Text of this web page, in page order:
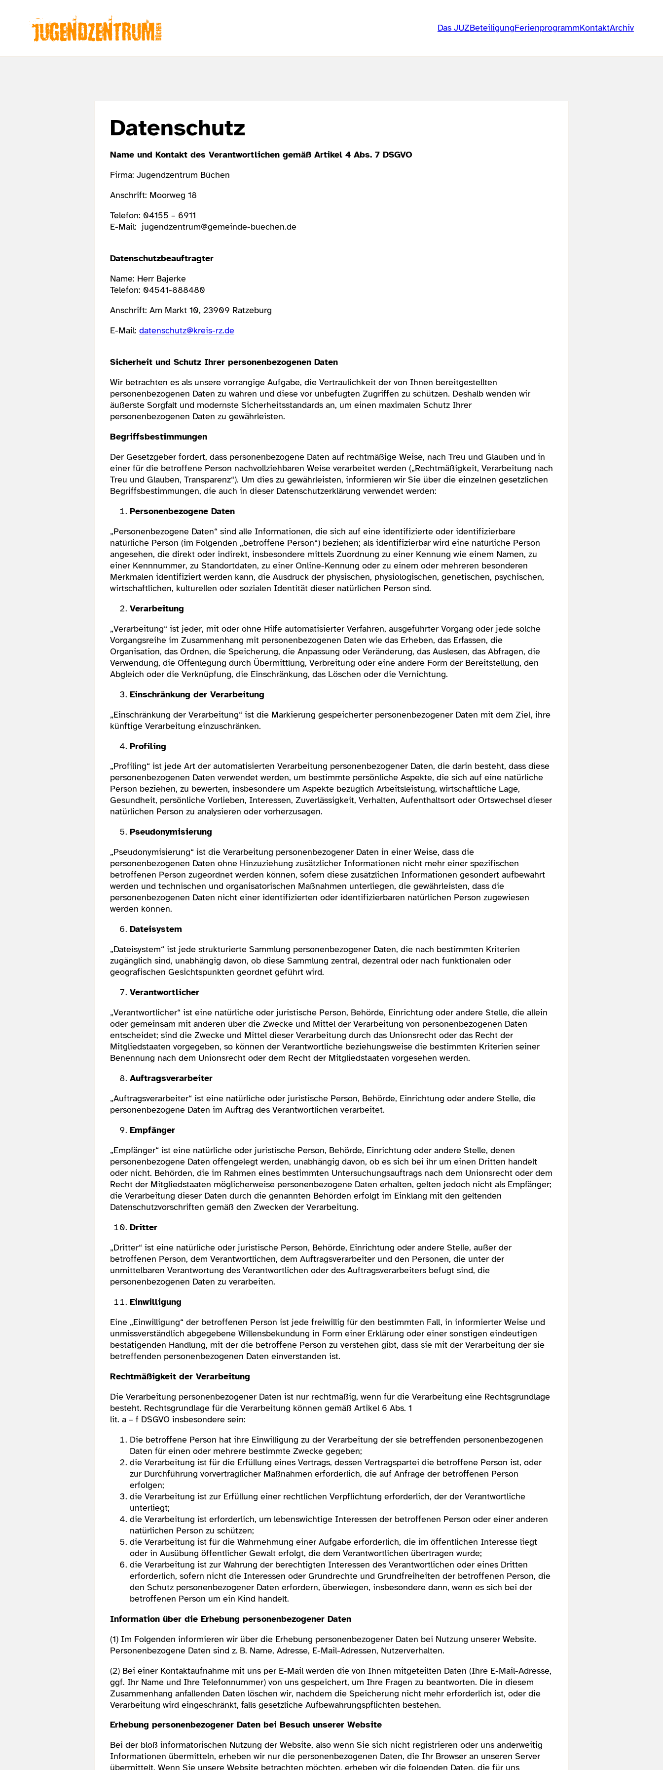
Das JUZBeteiligungFerienprogrammKontaktArchiv
Datenschutz
Name und Kontakt des Verantwortlichen gemäß Artikel 4 Abs. 7 DSGVO
Firma: Jugendzentrum Büchen
Anschrift: Moorweg 18
Telefon: 04155 – 6911
E-Mail: jugendzentrum@gemeinde-buechen.de
Datenschutzbeauftragter
Name: Herr Bajerke
Telefon: 04541-888480
Anschrift: Am Markt 10, 23909 Ratzeburg
E-Mail: datenschutz@kreis-rz.de
Sicherheit und Schutz Ihrer personenbezogenen Daten
Wir betrachten es als unsere vorrangige Aufgabe, die Vertraulichkeit der von Ihnen bereitgestellten
personenbezogenen Daten zu wahren und diese vor unbefugten Zugriffen zu schützen. Deshalb wenden wir
äußerste Sorgfalt und modernste Sicherheitsstandards an, um einen maximalen Schutz Ihrer
personenbezogenen Daten zu gewährleisten.
Begriffsbestimmungen
Der Gesetzgeber fordert, dass personenbezogene Daten auf rechtmäßige Weise, nach Treu und Glauben und in
einer für die betroffene Person nachvollziehbaren Weise verarbeitet werden („Rechtmäßigkeit, Verarbeitung nach
Treu und Glauben, Transparenz“). Um dies zu gewährleisten, informieren wir Sie über die einzelnen gesetzlichen
Begriffsbestimmungen, die auch in dieser Datenschutzerklärung verwendet werden:
Personenbezogene Daten
„Personenbezogene Daten“ sind alle Informationen, die sich auf eine identifizierte oder identifizierbare
natürliche Person (im Folgenden „betroffene Person“) beziehen; als identifizierbar wird eine natürliche Person
angesehen, die direkt oder indirekt, insbesondere mittels Zuordnung zu einer Kennung wie einem Namen, zu
einer Kennnummer, zu Standortdaten, zu einer Online-Kennung oder zu einem oder mehreren besonderen
Merkmalen identifiziert werden kann, die Ausdruck der physischen, physiologischen, genetischen, psychischen,
wirtschaftlichen, kulturellen oder sozialen Identität dieser natürlichen Person sind.
Verarbeitung
„Verarbeitung“ ist jeder, mit oder ohne Hilfe automatisierter Verfahren, ausgeführter Vorgang oder jede solche
Vorgangsreihe im Zusammenhang mit personenbezogenen Daten wie das Erheben, das Erfassen, die
Organisation, das Ordnen, die Speicherung, die Anpassung oder Veränderung, das Auslesen, das Abfragen, die
Verwendung, die Offenlegung durch Übermittlung, Verbreitung oder eine andere Form der Bereitstellung, den
Abgleich oder die Verknüpfung, die Einschränkung, das Löschen oder die Vernichtung.
Einschränkung der Verarbeitung
„Einschränkung der Verarbeitung“ ist die Markierung gespeicherter personenbezogener Daten mit dem Ziel, ihre
künftige Verarbeitung einzuschränken.
Profiling
„Profiling“ ist jede Art der automatisierten Verarbeitung personenbezogener Daten, die darin besteht, dass diese
personenbezogenen Daten verwendet werden, um bestimmte persönliche Aspekte, die sich auf eine natürliche
Person beziehen, zu bewerten, insbesondere um Aspekte bezüglich Arbeitsleistung, wirtschaftliche Lage,
Gesundheit, persönliche Vorlieben, Interessen, Zuverlässigkeit, Verhalten, Aufenthaltsort oder Ortswechsel dieser
natürlichen Person zu analysieren oder vorherzusagen.
Pseudonymisierung
„Pseudonymisierung“ ist die Verarbeitung personenbezogener Daten in einer Weise, dass die
personenbezogenen Daten ohne Hinzuziehung zusätzlicher Informationen nicht mehr einer spezifischen
betroffenen Person zugeordnet werden können, sofern diese zusätzlichen Informationen gesondert aufbewahrt
werden und technischen und organisatorischen Maßnahmen unterliegen, die gewährleisten, dass die
personenbezogenen Daten nicht einer identifizierten oder identifizierbaren natürlichen Person zugewiesen
werden können.
Dateisystem
„Dateisystem“ ist jede strukturierte Sammlung personenbezogener Daten, die nach bestimmten Kriterien
zugänglich sind, unabhängig davon, ob diese Sammlung zentral, dezentral oder nach funktionalen oder
geografischen Gesichtspunkten geordnet geführt wird.
Verantwortlicher
„Verantwortlicher“ ist eine natürliche oder juristische Person, Behörde, Einrichtung oder andere Stelle, die allein
oder gemeinsam mit anderen über die Zwecke und Mittel der Verarbeitung von personenbezogenen Daten
entscheidet; sind die Zwecke und Mittel dieser Verarbeitung durch das Unionsrecht oder das Recht der
Mitgliedstaaten vorgegeben, so können der Verantwortliche beziehungsweise die bestimmten Kriterien seiner
Benennung nach dem Unionsrecht oder dem Recht der Mitgliedstaaten vorgesehen werden.
Auftragsverarbeiter
„Auftragsverarbeiter“ ist eine natürliche oder juristische Person, Behörde, Einrichtung oder andere Stelle, die
personenbezogene Daten im Auftrag des Verantwortlichen verarbeitet.
Empfänger
„Empfänger“ ist eine natürliche oder juristische Person, Behörde, Einrichtung oder andere Stelle, denen
personenbezogene Daten offengelegt werden, unabhängig davon, ob es sich bei ihr um einen Dritten handelt
oder nicht. Behörden, die im Rahmen eines bestimmten Untersuchungsauftrags nach dem Unionsrecht oder dem
Recht der Mitgliedstaaten möglicherweise personenbezogene Daten erhalten, gelten jedoch nicht als Empfänger;
die Verarbeitung dieser Daten durch die genannten Behörden erfolgt im Einklang mit den geltenden
Datenschutzvorschriften gemäß den Zwecken der Verarbeitung.
Dritter
„Dritter“ ist eine natürliche oder juristische Person, Behörde, Einrichtung oder andere Stelle, außer der
betroffenen Person, dem Verantwortlichen, dem Auftragsverarbeiter und den Personen, die unter der
unmittelbaren Verantwortung des Verantwortlichen oder des Auftragsverarbeiters befugt sind, die
personenbezogenen Daten zu verarbeiten.
Einwilligung
Eine „Einwilligung“ der betroffenen Person ist jede freiwillig für den bestimmten Fall, in informierter Weise und
unmissverständlich abgegebene Willensbekundung in Form einer Erklärung oder einer sonstigen eindeutigen
bestätigenden Handlung, mit der die betroffene Person zu verstehen gibt, dass sie mit der Verarbeitung der sie
betreffenden personenbezogenen Daten einverstanden ist.
Rechtmäßigkeit der Verarbeitung
Die Verarbeitung personenbezogener Daten ist nur rechtmäßig, wenn für die Verarbeitung eine Rechtsgrundlage
besteht. Rechtsgrundlage für die Verarbeitung können gemäß Artikel 6 Abs. 1
lit. a – f DSGVO insbesondere sein:
Die betroffene Person hat ihre Einwilligung zu der Verarbeitung der sie betreffenden personenbezogenen
Daten für einen oder mehrere bestimmte Zwecke gegeben;
die Verarbeitung ist für die Erfüllung eines Vertrags, dessen Vertragspartei die betroffene Person ist, oder
zur Durchführung vorvertraglicher Maßnahmen erforderlich, die auf Anfrage der betroffenen Person
erfolgen;
die Verarbeitung ist zur Erfüllung einer rechtlichen Verpflichtung erforderlich, der der Verantwortliche
unterliegt;
die Verarbeitung ist erforderlich, um lebenswichtige Interessen der betroffenen Person oder einer anderen
natürlichen Person zu schützen;
die Verarbeitung ist für die Wahrnehmung einer Aufgabe erforderlich, die im öffentlichen Interesse liegt
oder in Ausübung öffentlicher Gewalt erfolgt, die dem Verantwortlichen übertragen wurde;
die Verarbeitung ist zur Wahrung der berechtigten Interessen des Verantwortlichen oder eines Dritten
erforderlich, sofern nicht die Interessen oder Grundrechte und Grundfreiheiten der betroffenen Person, die
den Schutz personenbezogener Daten erfordern, überwiegen, insbesondere dann, wenn es sich bei der
betroffenen Person um ein Kind handelt.
Information über die Erhebung personenbezogener Daten
(1) Im Folgenden informieren wir über die Erhebung personenbezogener Daten bei Nutzung unserer Website.
Personenbezogene Daten sind z. B. Name, Adresse, E-Mail-Adressen, Nutzerverhalten.
(2) Bei einer Kontaktaufnahme mit uns per E-Mail werden die von Ihnen mitgeteilten Daten (Ihre E-Mail-Adresse,
ggf. Ihr Name und Ihre Telefonnummer) von uns gespeichert, um Ihre Fragen zu beantworten. Die in diesem
Zusammenhang anfallenden Daten löschen wir, nachdem die Speicherung nicht mehr erforderlich ist, oder die
Verarbeitung wird eingeschränkt, falls gesetzliche Aufbewahrungspflichten bestehen.
Erhebung personenbezogener Daten bei Besuch unserer Website
Bei der bloß informatorischen Nutzung der Website, also wenn Sie sich nicht registrieren oder uns anderweitig
Informationen übermitteln, erheben wir nur die personenbezogenen Daten, die Ihr Browser an unseren Server
übermittelt. Wenn Sie unsere Website betrachten möchten, erheben wir die folgenden Daten, die für uns